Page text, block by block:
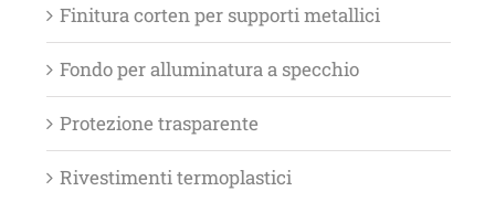
Finitura corten per supporti metallici
Fondo per alluminatura a specchio
Protezione trasparente
Rivestimenti termoplastici